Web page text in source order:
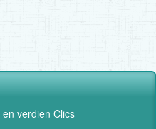
verdien Clics